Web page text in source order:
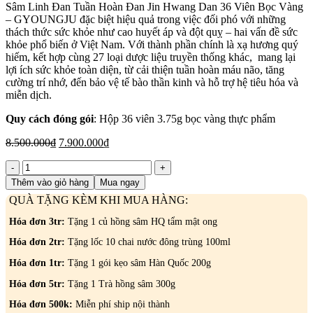
Sâm Linh Đan Tuần Hoàn Đan Jin Hwang Dan 36 Viên Bọc Vàng
– GYOUNGJU đặc biệt hiệu quả trong việc đối phó với những
thách thức sức khỏe như cao huyết áp và đột quỵ – hai vấn đề sức
khỏe phổ biến ở Việt Nam. Với thành phần chính là xạ hương quý
hiếm, kết hợp cùng 27 loại dược liệu truyền thống khác, mang lại
lợi ích sức khỏe toàn diện, từ cải thiện tuần hoàn máu não, tăng
cường trí nhớ, đến bảo vệ tế bào thần kinh và hỗ trợ hệ tiêu hóa và
miễn dịch.
Quy cách đóng gói: Hộp 36 viên 3.75g bọc vàng thực phẩm
8.500.000₫ Giá
8.500.000₫.
7.900.000₫Giá
là:
7.900.000₫.
Sâm
Linh
Đan
Tuần
Hoàn
Đan
Jin
Dan
36
Bọc
Thêm vào giỏ hàng Mua ngay
QUÀ TẶNG KÈM KHI MUA HÀNG:
Hóa đơn 3tr: Tặng 1 củ hồng sâm HQ tẩm mật ong
Hóa đơn 2tr: Tặng lốc 10 chai nước đông trùng 100ml
Hóa đơn 1tr: Tặng 1 gói kẹo sâm Hàn Quốc 200g
Hóa đơn 5tr: Tặng 1 Trà hồng sâm 300g
Hóa đơn 500k: Miễn phí ship nội thành